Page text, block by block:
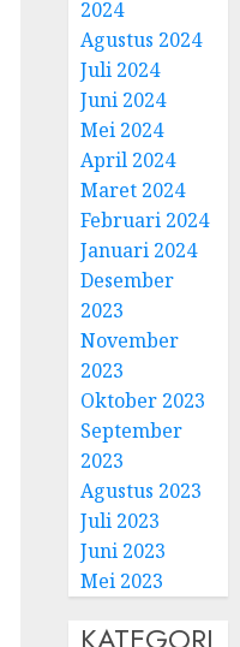
2024
Agustus 2024
Juli 2024
Juni 2024
Mei 2024
April 2024
Maret 2024
Februari 2024
Januari 2024
Desember
2023
November
2023
Oktober 2023
September
2023
Agustus 2023
Juli 2023
Juni 2023
Mei 2023